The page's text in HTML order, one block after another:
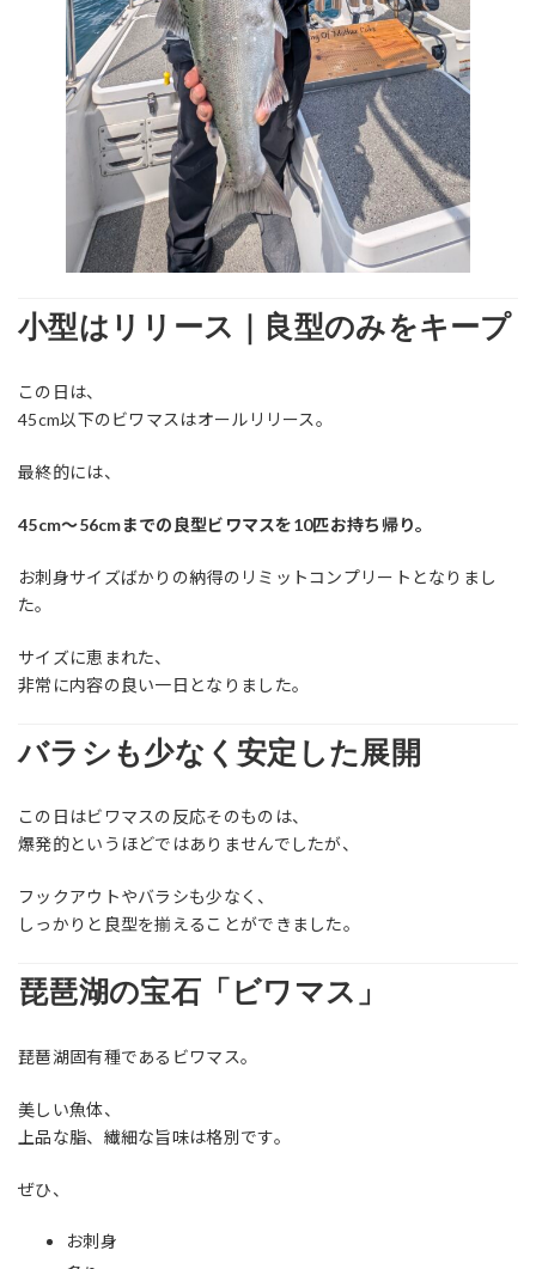
小型はリリース｜良型のみをキープ
この日は、
45cm以下のビワマスはオールリリース。
最終的には、
45cm〜56cmまでの良型ビワマスを10匹お持ち帰り。
お刺身サイズばかりの納得のリミットコンプリートとなりまし
た。
サイズに恵まれた、
非常に内容の良い一日となりました。
バラシも少なく安定した展開
この日はビワマスの反応そのものは、
爆発的というほどではありませんでしたが、
フックアウトやバラシも少なく、
しっかりと良型を揃えることができました。
琵琶湖の宝石「ビワマス」
琵琶湖固有種であるビワマス。
美しい魚体、
上品な脂、繊細な旨味は格別です。
ぜひ、
お刺身